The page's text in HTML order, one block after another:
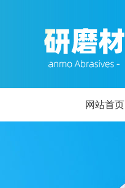
网站首页